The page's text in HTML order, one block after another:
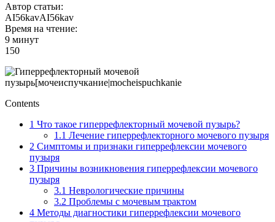
Автор статьи:
AI56kavAI56kav
Время на чтение:
9 минут
150
Contents
1 Что такое гиперрефлекторный мочевой пузырь?
1.1 Лечение гиперрефлекторного мочевого пузыря
2 Симптомы и признаки гиперрефлексии мочевого
пузыря
3 Причины возникновения гиперрефлексии мочевого
пузыря
3.1 Неврологические причины
3.2 Проблемы с мочевым трактом
4 Методы диагностики гиперрефлексии мочевого